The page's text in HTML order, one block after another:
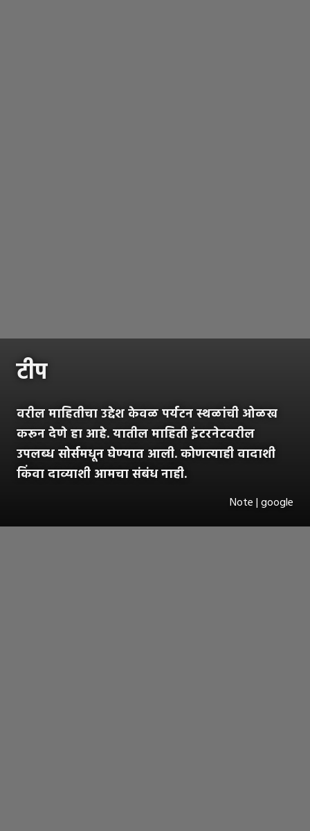
टीप
वरील माहितीचा उद्देश केवळ पर्यटन स्थळांची ओळख
करून देणे हा आहे. यातील माहिती इंटरनेटवरील
उपलब्ध सोर्समधून घेण्यात आली. कोणत्याही वादाशी
किंवा दाव्याशी आमचा संबंध नाही.
Note | google